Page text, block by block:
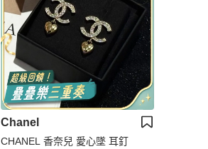
Chanel
CHANEL 香奈兒 愛心墜 耳釘